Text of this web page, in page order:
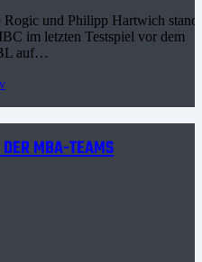
und Philipp Hartwich stand
im letzten Testspiel vor dem
auf…
DER MBA-TEAMS